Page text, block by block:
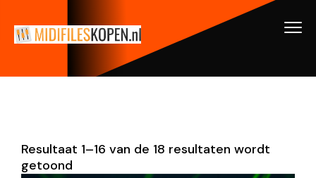
Resultaat 1–16 van de 18 resultaten wordt
getoond